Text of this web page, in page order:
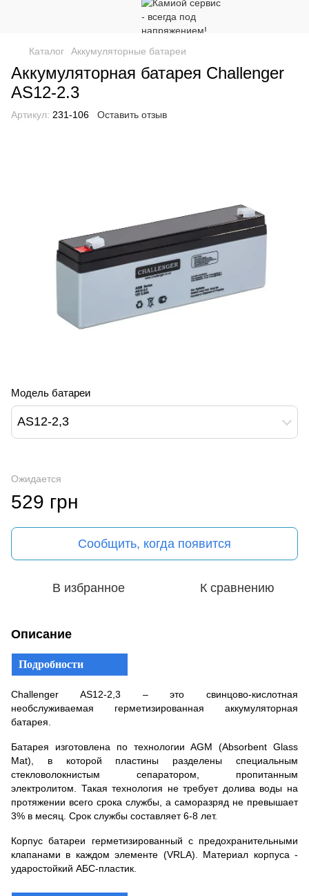
Каталог Аккумуляторные батареи
Аккумуляторная батарея Challenger
AS12-2.3
Артикул: 231-106 Оставить отзыв
Модель батареи
AS12-2,3
Ожидается
529 грн
Сообщить, когда появится
В избранное К сравнению
Описание
Подробности
Challenger AS12-2,3 – это свинцово-кислотная
необслуживаемая герметизированная аккумуляторная
батарея.
Батарея изготовлена по технологии AGM (Absorbent Glass
Mat), в которой пластины разделены специальным
стекловолокнистым сепаратором, пропитанным
электролитом. Такая технология не требует долива воды на
протяжении всего срока службы, а саморазряд не превышает
3% в месяц. Срок службы составляет 6-8 лет.
Корпус батареи герметизированный с предохранительными
клапанами в каждом элементе (VRLA). Материал корпуса -
ударостойкий АБС-пластик.